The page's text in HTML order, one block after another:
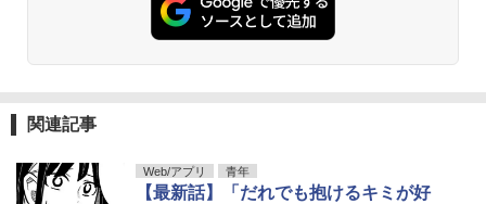
関連記事
Web/アプリ 青年
【最新話】「だれでも抱けるキミが好